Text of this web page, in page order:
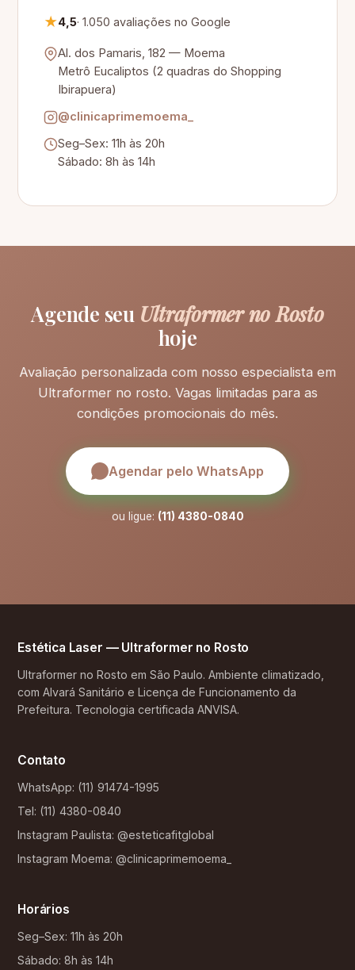
★4,5· 1.050 avaliações no Google
Al. dos Pamaris, 182 — Moema
Metrô Eucaliptos (2 quadras do Shopping
Ibirapuera)
@clinicaprimemoema_
Seg–Sex: 11h às 20h
Sábado: 8h às 14h
Agende seu Ultraformer no Rosto
hoje
Avaliação personalizada com nosso especialista em
Ultraformer no rosto. Vagas limitadas para as
condições promocionais do mês.
Agendar pelo WhatsApp
ou ligue: (11) 4380-0840
Estética Laser — Ultraformer no Rosto
Ultraformer no Rosto em São Paulo. Ambiente climatizado,
com Alvará Sanitário e Licença de Funcionamento da
Prefeitura. Tecnologia certificada ANVISA.
Contato
WhatsApp: (11) 91474-1995
Tel: (11) 4380-0840
Instagram Paulista: @esteticafitglobal
Instagram Moema: @clinicaprimemoema_
Horários
Seg–Sex: 11h às 20h
Sábado: 8h às 14h